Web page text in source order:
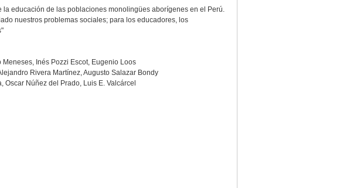
educación de las poblaciones monolingües aborígenes en el Perú.
nuestros problemas sociales; para los educadores, los
Inés Pozzi Escot, Eugenio Loos
Rivera Martínez, Augusto Salazar Bondy
Oscar Núñez del Prado, Luis E. Valcárcel